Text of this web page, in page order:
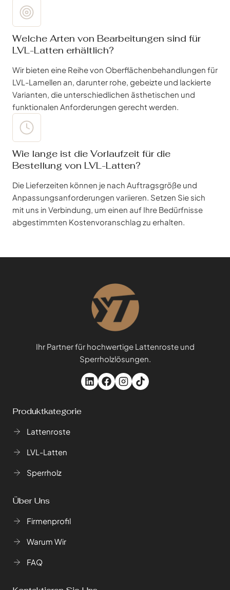
Welche Arten von Bearbeitungen sind für
LVL-Latten erhältlich?
Wir bieten eine Reihe von Oberflächenbehandlungen für
LVL-Lamellen an, darunter rohe, gebeizte und lackierte
Varianten, die unterschiedlichen ästhetischen und
funktionalen Anforderungen gerecht werden.
Wie lange ist die Vorlaufzeit für die
Bestellung von LVL-Latten?
Die Lieferzeiten können je nach Auftragsgröße und
Anpassungsanforderungen variieren. Setzen Sie sich
mit uns in Verbindung, um einen auf Ihre Bedürfnisse
abgestimmten Kostenvoranschlag zu erhalten.
Ihr Partner für hochwertige Lattenroste und
Sperrholzlösungen.
Produktkategorie
Lattenroste
LVL-Latten
Sperrholz
Über Uns
Firmenprofil
Warum Wir
FAQ